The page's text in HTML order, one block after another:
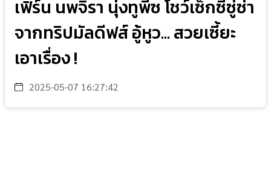
เฟิร์น นพจิรา นุ่งทูพีซ โชว์เซ็กซี่ซู่ซ่า
จากทริปมัลดีฟส์ อู้หูว... สวยเซี้ยะ
เอาเรื่อง !
2025-05-07 16:27:42